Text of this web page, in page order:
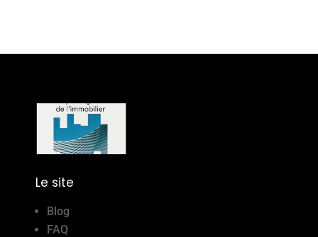
Le site
Blog
FAQ